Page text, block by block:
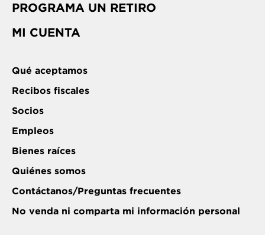
PROGRAMA UN RETIRO
MI CUENTA
Qué aceptamos
Recibos fiscales
Socios
Empleos
Bienes raíces
Quiénes somos
Contáctanos/Preguntas frecuentes
No venda ni comparta mi información personal